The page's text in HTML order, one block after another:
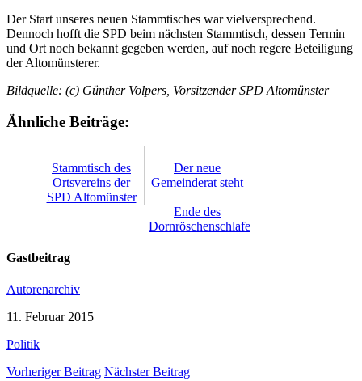
Der Start unseres neuen Stammtisches war vielversprechend.
Dennoch hofft die SPD beim nächsten Stammtisch, dessen Termin
und Ort noch bekannt gegeben werden, auf noch regere Beteiligung
der Altomünsterer.
Bildquelle: (c) Günther Volpers, Vorsitzender SPD Altomünster
Ähnliche Beiträge:
Stammtisch des
Ortsvereins der
SPD Altomünster
Der neue
Gemeinderat steht
Ende des
Dornröschenschlafes
Gastbeitrag
Autorenarchiv
11. Februar 2015
Politik
Vorheriger Beitrag Nächster Beitrag